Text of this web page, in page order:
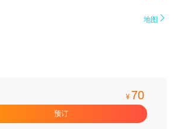
地图 
¥ 70
预订